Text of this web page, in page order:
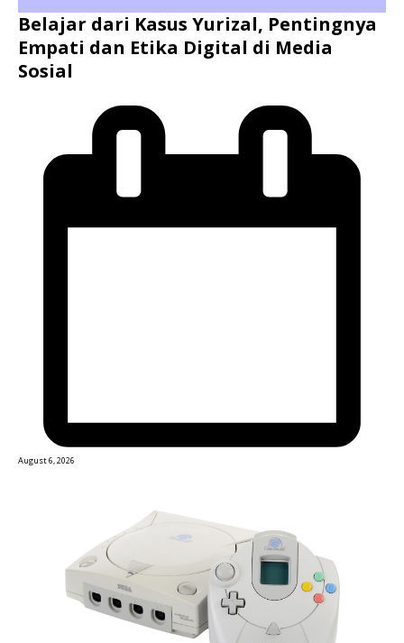
Belajar dari Kasus Yurizal, Pentingnya
Empati dan Etika Digital di Media
Sosial
August 6, 2026